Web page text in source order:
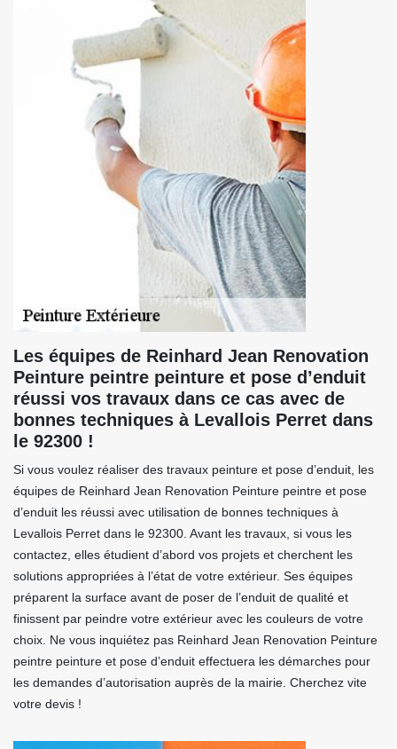
Les équipes de Reinhard Jean Renovation
Peinture peintre peinture et pose d’enduit
réussi vos travaux dans ce cas avec de
bonnes techniques à Levallois Perret dans
le 92300 !
Si vous voulez réaliser des travaux peinture et pose d’enduit, les
équipes de Reinhard Jean Renovation Peinture peintre et pose
d’enduit les réussi avec utilisation de bonnes techniques à
Levallois Perret dans le 92300. Avant les travaux, si vous les
contactez, elles étudient d’abord vos projets et cherchent les
solutions appropriées à l’état de votre extérieur. Ses équipes
préparent la surface avant de poser de l’enduit de qualité et
finissent par peindre votre extérieur avec les couleurs de votre
choix. Ne vous inquiétez pas Reinhard Jean Renovation Peinture
peintre peinture et pose d’enduit effectuera les démarches pour
les demandes d’autorisation auprès de la mairie. Cherchez vite
votre devis !